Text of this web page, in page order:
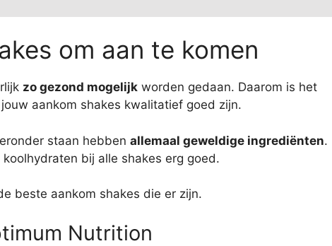
om aan te komen
zo gezond mogelijkworden gedaan. Daarom is het
aankom shakes kwalitatief goed zijn.
staan hebben allemaal geweldige ingrediënten.
bij alle shakes erg goed.
beste aankom shakes die er zijn.
Nutrition